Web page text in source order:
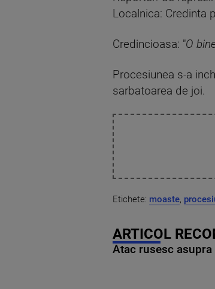
Localnica: Credinta
Credincioasa: "O
Procesiunea s-a
sarbatoarea de joi.
Etichete: moaste,
ARTICOL
Atac rusesc